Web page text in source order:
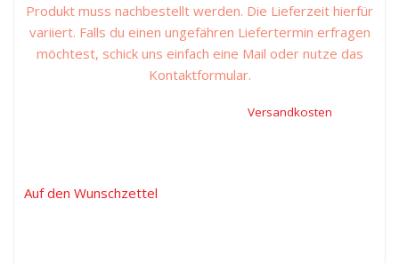
Produkt muss nachbestellt werden. Die Lieferzeit hierfür
variiert. Falls du einen ungefähren Liefertermin erfragen
möchtest, schick uns einfach eine Mail oder nutze das
Kontaktformular.
Versandkosten
Auf den Wunschzettel